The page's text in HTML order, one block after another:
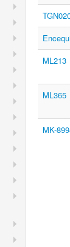
ML213
ML365
MK-